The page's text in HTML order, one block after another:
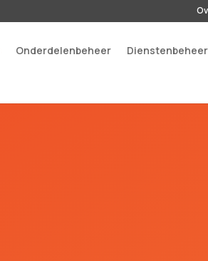
Onderdelenbeheer Dienstenbeheer